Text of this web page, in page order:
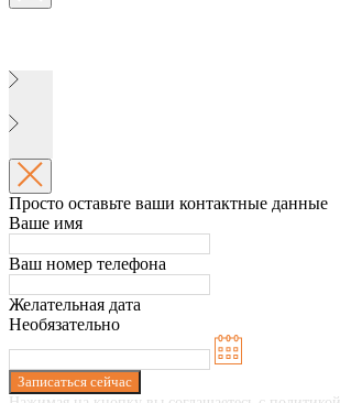
Просто оставьте ваши контактные данные
Ваше имя
Ваш номер телефона
Желательная дата
Необязательно
Записаться сейчас